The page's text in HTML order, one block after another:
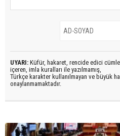
UYARI: Küfür, hakaret, rencide edici
içeren, imla kuralları ile yazılmamış,
Türkçe karakter kullanılmayan ve büyük
onaylanmamaktadır.